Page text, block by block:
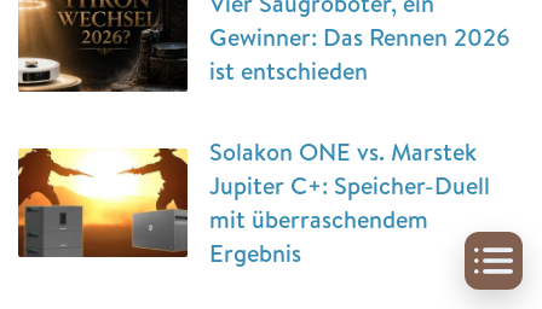
Gewinner: Das Rennen 2026
ist entschieden
Solakon ONE vs. Marstek
Jupiter C+: Speicher-Duell
mit überraschendem
Ergebnis